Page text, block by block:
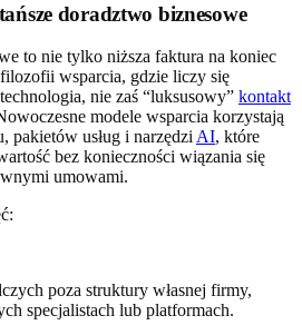
doradztwo biznesowe
to nie tylko niższa faktura na koniec
wsparcia, gdzie liczy się
nie zaś “luksusowy” kontakt
modele wsparcia korzystają
pakietów usług i narzędzi AI, które
bez konieczności wiązania się
umowami.
poza struktury własnej firmy,
specjalistach lub platformach.